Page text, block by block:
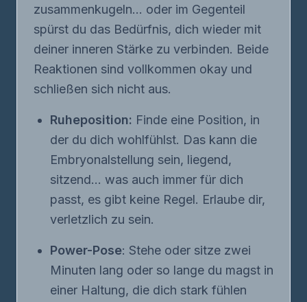
zusammenkugeln... oder im Gegenteil
spürst du das Bedürfnis, dich wieder mit
deiner inneren Stärke zu verbinden. Beide
Reaktionen sind vollkommen okay und
schließen sich nicht aus.
Ruheposition: Finde eine Position, in
der du dich wohlfühlst. Das kann die
Embryonalstellung sein, liegend,
sitzend... was auch immer für dich
passt, es gibt keine Regel. Erlaube dir,
verletzlich zu sein.
Power-Pose: Stehe oder sitze zwei
Minuten lang oder so lange du magst in
einer Haltung, die dich stark fühlen